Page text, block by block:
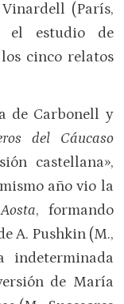
(París,
el estudio de
cinco relatos
de Carbonell y
del Cáucaso
castellana»,
año vio la
, formando
A. Pushkin (M.,
indeterminada
de María